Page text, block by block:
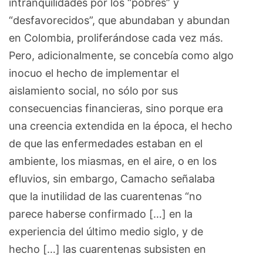
intranquilidades por los “pobres” y
“desfavorecidos”, que abundaban y abundan
en Colombia, proliferándose cada vez más.
Pero, adicionalmente, se concebía como algo
inocuo el hecho de implementar el
aislamiento social, no sólo por sus
consecuencias financieras, sino porque era
una creencia extendida en la época, el hecho
de que las enfermedades estaban en el
ambiente, los miasmas, en el aire, o en los
efluvios, sin embargo, Camacho señalaba
que la inutilidad de las cuarentenas “no
parece haberse confirmado […] en la
experiencia del último medio siglo, y de
hecho […] las cuarentenas subsisten en